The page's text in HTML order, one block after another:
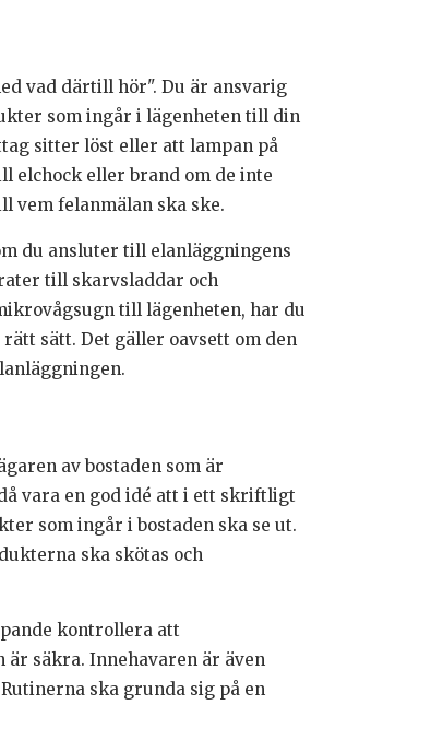
vad därtill hör". Du är ansvarig
som ingår i lägenheten till din
sitter löst eller att lampan på
elchock eller brand om de inte
vem felanmälan ska ske.
du ansluter till elanläggningens
till skarvsladdar och
till lägenheten, har du
sätt. Det gäller oavsett om den
av bostaden som är
vara en god idé att i ett skriftligt
som ingår i bostaden ska se ut.
ska skötas och
kontrollera att
säkra. Innehavaren är även
ska grunda sig på en